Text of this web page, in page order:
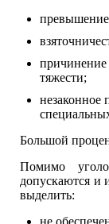
причинение
тяжести;
незаконное
Большой
Помимо
допускаются и
выделить:
не